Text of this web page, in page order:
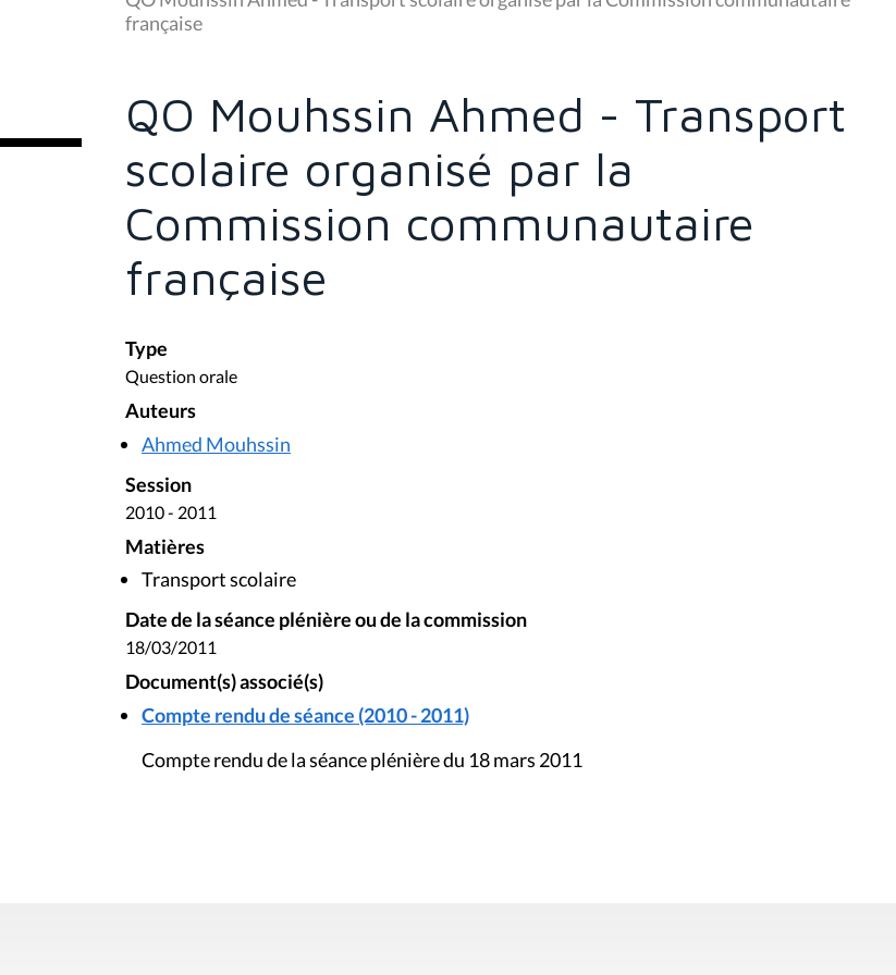
s
ê
c
:
française
QO Mouhssin Ahmed - Transport
scolaire organisé par la
Commission communautaire
française
Type
Question orale
Auteurs
Ahmed Mouhssin
Session
2010 - 2011
Matières
Transport scolaire
Date de la séance plénière ou de la commission
18/03/2011
Document(s) associé(s)
Compte rendu de séance (2010 - 2011)
Compte rendu de la séance plénière du 18 mars 2011